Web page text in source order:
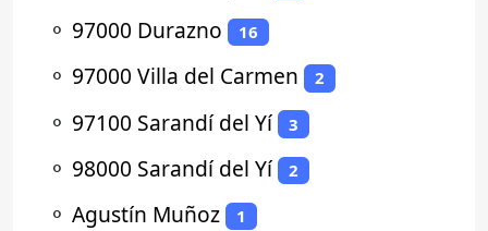
⚬ 97000 Durazno 16
⚬ 97000 Villa del Carmen 2
⚬ 97100 Sarandí del Yí 3
⚬ 98000 Sarandí del Yí 2
⚬ Agustín Muñoz 1